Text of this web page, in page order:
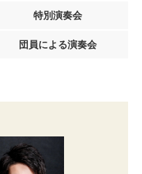
特別演奏会
団員による演奏会